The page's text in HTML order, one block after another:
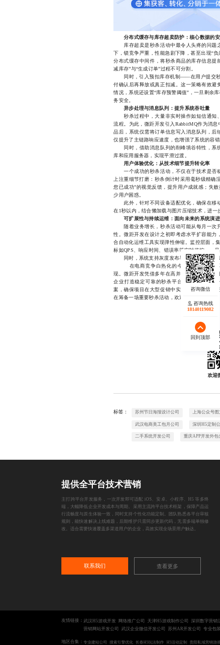
分布式缓存与库存超卖防护：核心数据的
库存超卖是秒杀活动中最令人头疼的问题
下，锁竞争严重，性能急剧下降，甚至出现“
分布式缓存中间件，将秒杀商品的库存信息提
减库存”与“生成订单”过程不可分割。
同时，引入预扣库存机制——在用户提交秒
付确认后再释放或真正扣减。这一策略有效
情况，系统还设置“库存预警阈值”，一旦剩余
务安全。
异步处理与消息队列：提升系统吞吐量
秒杀过程中，大量非实时操作如短信通知
流程。为此，微距开发引入RabbitMQ作为消
品后，系统仅需将订单信息写入消息队列，
仅提升了主链路响应速度，也增强了系统的容
同时，借助消息队列的削峰填谷特性，系
库和应用服务器，实现平滑过渡。
用户体验优化：从技术细节提升转化率
一个成功的秒杀活动，不仅在于技术是否
上注重细节打磨：秒杀倒计时采用毫秒级精确
您已成功”的视觉反馈，提升用户成就感；失
少用户困惑。
此外，针对不同设备适配优化，确保在移
在1秒以内，结合懒加载与图片压缩技术，进一
可扩展性与持续运维：面向未来的系统演进
随着业务增长，秒杀活动可能从每月一次
性。微距开发在设计之初即考虑水平扩容能
合自动化运维工具实现弹性伸缩。监控层面，
标如QPS、响应时间、错误率等实时监控，一
同时，系统支持灰度发布与AB测试功能，
在电商竞争白热化的今天，秒杀商城已
现。微距开发凭借多年在高并发系统架构、
企业打造稳定可靠的秒杀平台。我们专注于
案，确保项目在大型促销中实现零故障、零
在筹备一场重要秒杀活动，欢迎随时联系，我
欢迎
标签： 苏州节日海报设计公司 上海公众号
武汉电商美工包月公司 深圳H5定制
二手系统开发公司 重庆APP开发外包
咨询热线
18140119082
回到顶部
提供全平台技术营销
主打跨平台开发服务，一次开发即可适配 iOS、安卓、小程序、H5 等多终
端，大幅降低企业开发成本与周期。采用主流跨平台技术框架，保障产品运
行流畅度与原生体验一致，同时支持个性化功能定制。团队熟悉各平台审核
规则，能快速解决上线难题，后期维护只需同步更新代码，无需多端单独修
改。适合需要快速覆盖多渠道用户的企业，高效实现全场景用户触达。
联系我们 查看更多
友情链接： 武汉H5游戏开发 网络推广公司 天津H5游戏制作公司
深圳数字营销
营销网站开发公司
武汉企业微信开发公司 苏州AR开发公司 专业包
地区合集： 专业建站公司 搜索引擎优化 长春H5玩法制作 H5活动定制 贵阳私域营销游